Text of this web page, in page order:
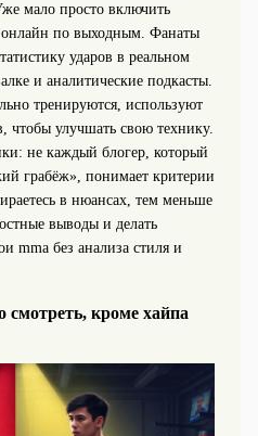
мало просто включить
по выходным. Фанаты
ударов в реальном
и аналитические подкасты.
тренируются, используют
чтобы улучшать свою технику.
не каждый блогер, который
грабёж», понимает критерии
в нюансах, тем меньше
выводы и делать
mma без анализа стиля и
смотреть, кроме хайпа